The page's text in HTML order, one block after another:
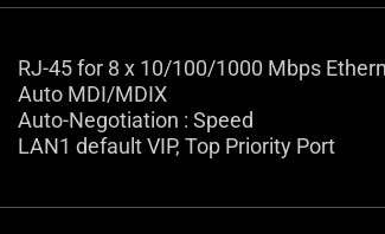
RJ-45 for 8 x 10/100/1000 Mbps
Auto MDI/MDIX
Auto-Negotiation : Speed
LAN1 default VIP, Top Priority Port